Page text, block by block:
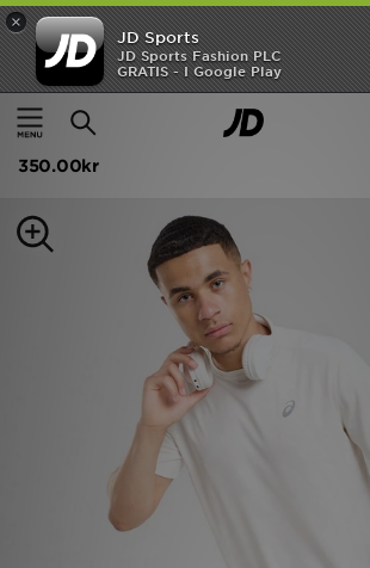
×
JD Sports
JD Sports Fashion PLC
GRATIS - I Google Play
Hem
Herr Herrkläder T-Shirts och Linnen
ASICS Core T-Shirt
350.00kr
Hem
Rea
Dam